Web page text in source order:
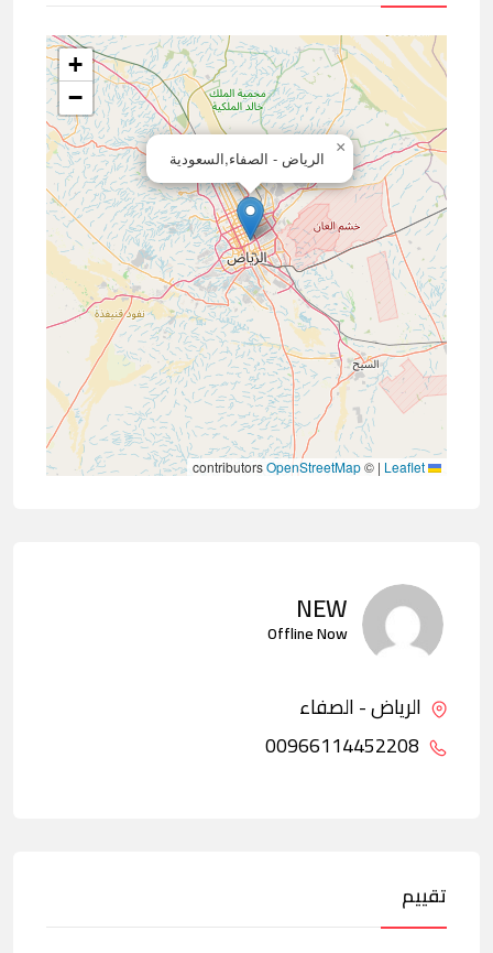
الرياض - الصفاء,السعودية
×
+
−
|
©
OpenStreetMap
NEW
Offline Now
الرياض - الصفاء
تقييم